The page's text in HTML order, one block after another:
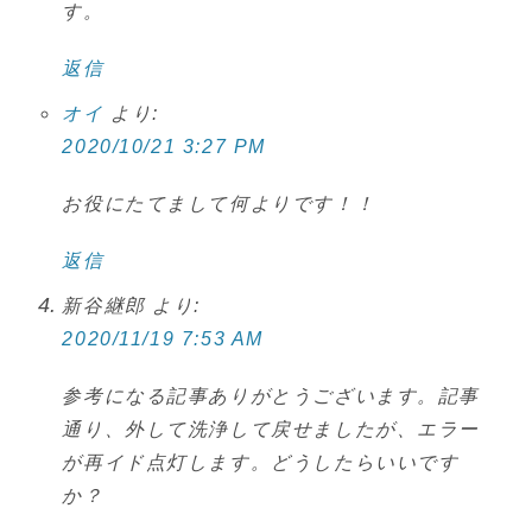
す。
返信
オイ より:
2020/10/21 3:27 PM
お役にたてまして何よりです！！
返信
新谷継郎 より:
2020/11/19 7:53 AM
参考になる記事ありがとうございます。記事
通り、外して洗浄して戻せましたが、エラー
が再イド点灯します。どうしたらいいです
か？